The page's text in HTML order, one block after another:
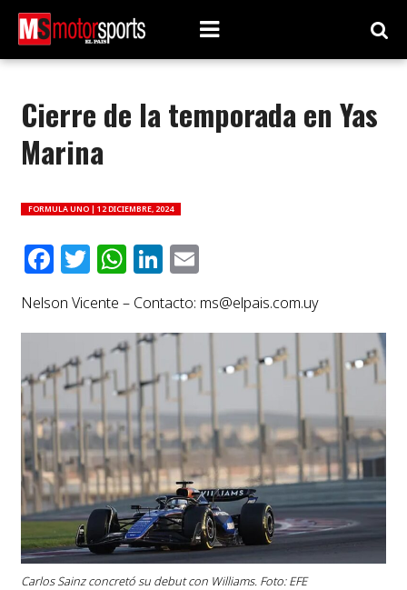
Cierre de la temporada en Yas
Marina
FORMULA UNO | 12 DICIEMBRE, 2024
Facebook
Twitter
WhatsApp
LinkedIn
Email
Nelson Vicente – Contacto: ms@elpais.com.uy
Carlos Sainz concretó su debut con Williams. Foto: EFE